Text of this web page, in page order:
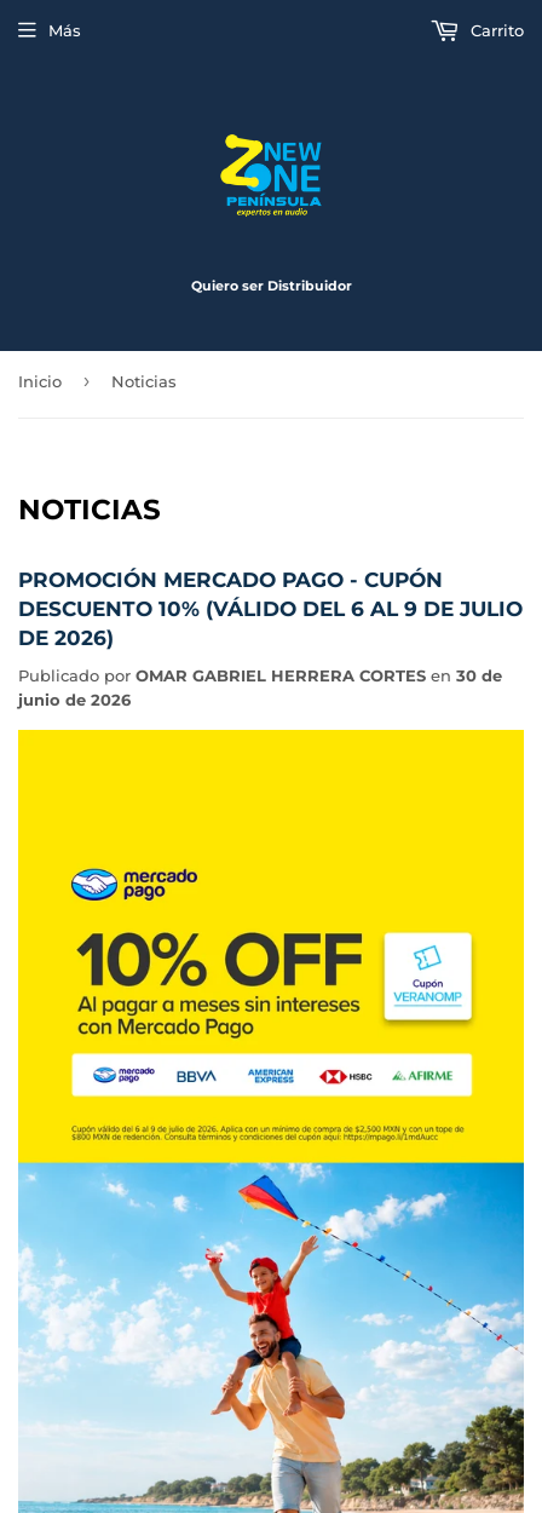
Quiero ser Distribuidor
Más Carrito
Inicio › Noticias
NOTICIAS
PROMOCIÓN MERCADO PAGO - CUPÓN
DESCUENTO 10% (VÁLIDO DEL 6 AL 9 DE JULIO
DE 2026)
Publicado por OMAR GABRIEL HERRERA CORTES en 30 de
junio de 2026